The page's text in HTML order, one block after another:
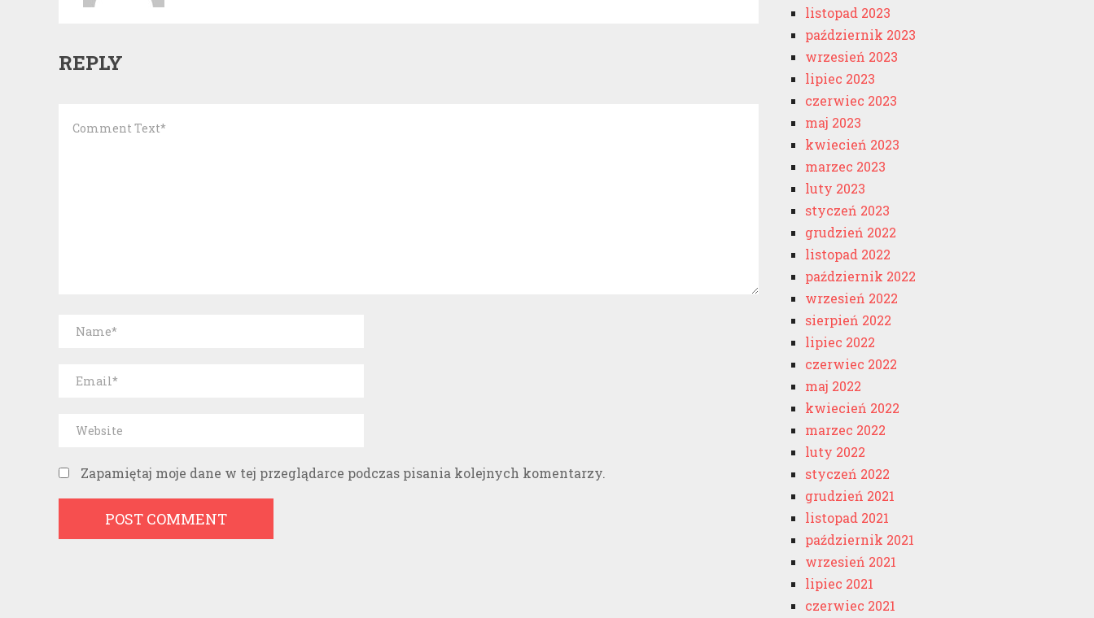
REPLY
Zapamiętaj moje dane w tej przeglądarce podczas pisania kolejnych komentarzy.
listopad 2023
październik 2023
wrzesień 2023
lipiec 2023
czerwiec 2023
maj 2023
kwiecień 2023
marzec 2023
luty 2023
styczeń 2023
grudzień 2022
listopad 2022
październik 2022
wrzesień 2022
sierpień 2022
lipiec 2022
czerwiec 2022
maj 2022
kwiecień 2022
marzec 2022
luty 2022
styczeń 2022
grudzień 2021
listopad 2021
październik 2021
wrzesień 2021
lipiec 2021
czerwiec 2021